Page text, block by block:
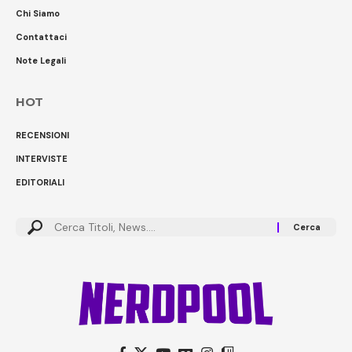
Chi Siamo
Contattaci
Note Legali
HOT
RECENSIONI
INTERVISTE
EDITORIALI